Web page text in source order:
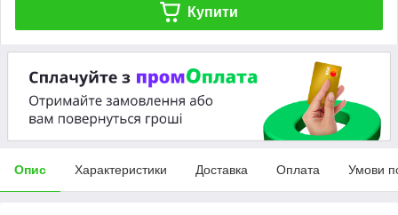
Купити
Опис Характеристики Доставка Оплата Умови